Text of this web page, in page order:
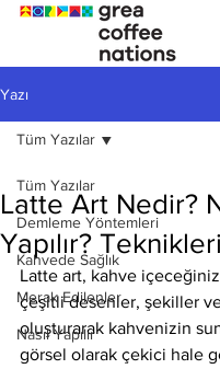
Yazı
Tüm Yazılar
Demleme Yöntemleri
Kahvede Sağlık
Merak Edilenler
Nasıl Yapılır
Tüm Yazılar
Latte Art Nedir?
Yapılır? Teknikleri
Latte art, kahve
çeşitli desenler, şekiller
oluşturarak kahvenizin
görsel olarak çekici hale